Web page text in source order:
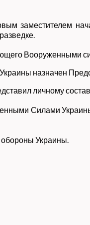
заместителем
Вооруженными
назначен
личному
Силами
обороны Украины.